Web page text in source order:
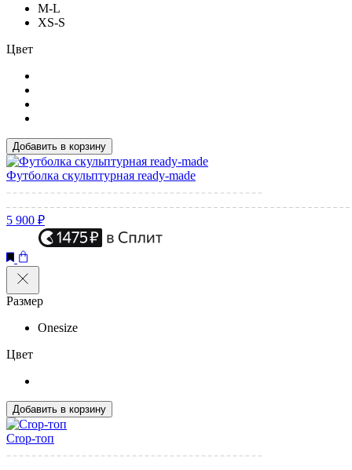
M-L
XS-S
Цвет
Добавить в корзину
Футболка скульптурная ready-made
5 900 ₽
Размер
Onesize
Цвет
Добавить в корзину
Crop-топ